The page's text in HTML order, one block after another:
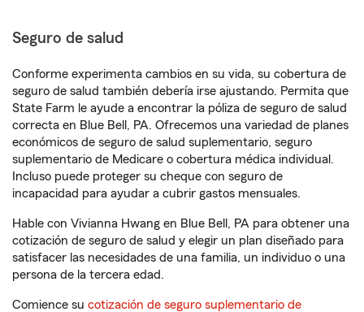
Seguro de salud
Conforme experimenta cambios en su vida, su cobertura de
seguro de salud también debería irse ajustando. Permita que
State Farm le ayude a encontrar la póliza de seguro de salud
correcta en Blue Bell, PA. Ofrecemos una variedad de planes
económicos de seguro de salud suplementario, seguro
suplementario de Medicare o cobertura médica individual.
Incluso puede proteger su cheque con seguro de
incapacidad para ayudar a cubrir gastos mensuales.
Hable con Vivianna Hwang en Blue Bell, PA para obtener una
cotización de seguro de salud y elegir un plan diseñado para
satisfacer las necesidades de una familia, un individuo o una
persona de la tercera edad.
Comience su cotización de seguro suplementario de